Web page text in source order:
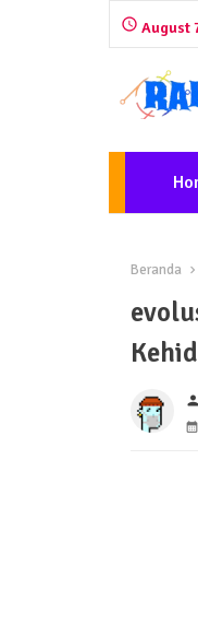
August
Beranda
person